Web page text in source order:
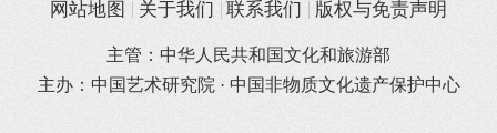
网站地图 关于我们 联系我们 版权与免责声明
主管：中华人民共和国文化和旅游部
主办：中国艺术研究院 · 中国非物质文化遗产保护中心